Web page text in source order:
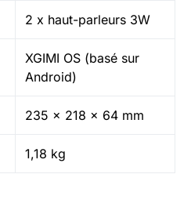
2 x haut-parleurs 3W
XGIMI OS (basé sur
Android)
235 x 218 x 64 mm
1,18 kg